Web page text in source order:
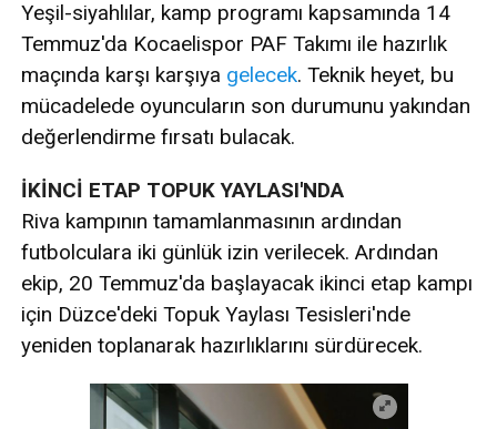
Yeşil-siyahlılar, kamp programı kapsamında 14
Temmuz'da Kocaelispor PAF Takımı ile hazırlık
maçında karşı karşıya gelecek. Teknik heyet, bu
mücadelede oyuncuların son durumunu yakından
değerlendirme fırsatı bulacak.
İKİNCİ ETAP TOPUK YAYLASI'NDA
Riva kampının tamamlanmasının ardından
futbolculara iki günlük izin verilecek. Ardından
ekip, 20 Temmuz'da başlayacak ikinci etap kampı
için Düzce'deki Topuk Yaylası Tesisleri'nde
yeniden toplanarak hazırlıklarını sürdürecek.